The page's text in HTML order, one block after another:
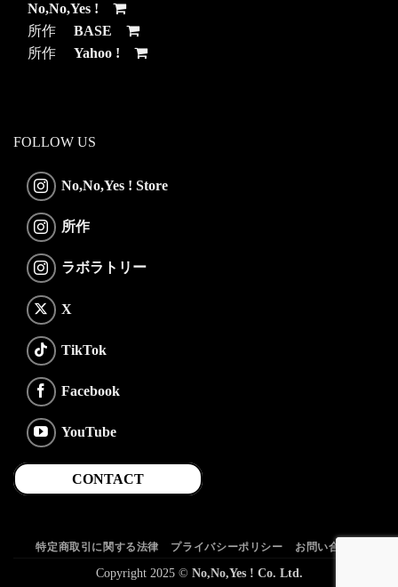
No,No,Yes !
所作 BASE
所作 Yahoo !
FOLLOW US
No,No,Yes ! Store
所作
ラボラトリー
X
TikTok
Facebook
YouTube
CONTACT
特定商取引に関する法律 プライバシーポリシー お問い合わせ
Copyright 2025 © No,No,Yes ! Co. Ltd.